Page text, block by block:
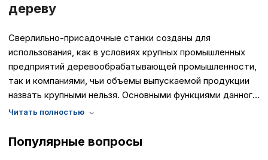
дереву
Сверлильно-присадочные станки созданы для
использования, как в условиях крупных промышленных
предприятий деревообрабатывающей промышленности,
так и компаниями, чьи объемы выпускаемой продукции
назвать крупными нельзя. Основными функциями данного
оборудования является сверление отверстий для
предполагают наличие большого количества различных
отверстий. Причем отклонения, пусть даже самые
Популярные вопросы